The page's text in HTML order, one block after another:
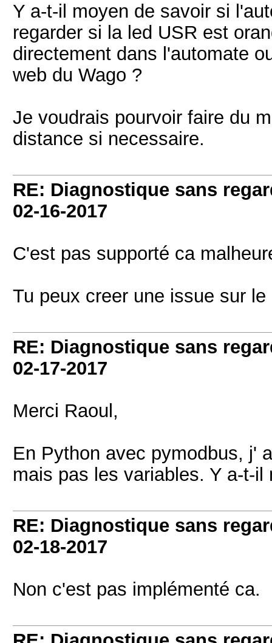
Y a-t-il moyen de savoir si
regarder si la led USR est
directement dans l'automate
web du Wago ?
Je voudrais pourvoir faire du
distance si necessaire.
RE: Diagnostique sans
02-16-2017
C'est pas supporté ca
Tu peux creer une issue sur
RE: Diagnostique sans
02-17-2017
Merci Raoul,
En Python avec pymodbus, j'
mais pas les variables. Y a-t-
RE: Diagnostique sans
02-18-2017
Non c'est pas implémenté ca.